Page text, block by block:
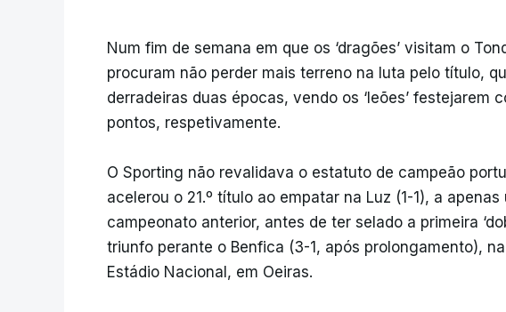
Num fim de semana em que os ‘dragões’ visitam o
procuram não perder mais terreno na luta pelo título,
derradeiras duas épocas, vendo os ‘leões’ festejarem
pontos, respetivamente.
O Sporting não revalidava o estatuto de campeão
acelerou o 21.º título ao empatar na Luz (1-1), a
campeonato anterior, antes de ter selado a primeira
triunfo perante o Benfica (3-1, após prolongamento),
Estádio Nacional, em Oeiras.